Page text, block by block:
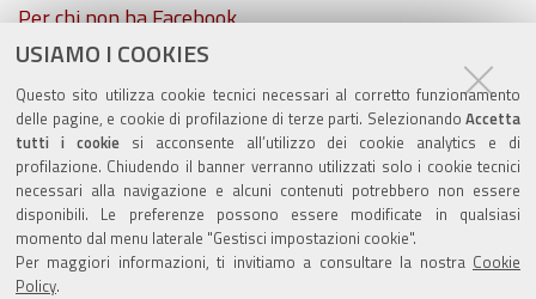
USIAMO I COOKIES
Questo sito utilizza cookie tecnici necessari al corretto funzionamento
delle pagine, e cookie di profilazione di terze parti. Selezionando Accetta
tutti i cookiesi acconsente all’utilizzo dei cookie analytics e di
profilazione. Chiudendo il banner verranno utilizzati solo i cookie tecnici
necessari alla navigazione e alcuni contenuti potrebbero non essere
disponibili. Le preferenze possono essere modificate in qualsiasi
momento dal menu laterale "Gestisci impostazioni cookie".
Per maggiori informazioni, ti invitiamo a consultare la nostra Cookie
Policy.
Per chi non ha Facebook...
ZolaGram - il canale Telegram del Comune di Zola
Predosa
Valuta questo sito